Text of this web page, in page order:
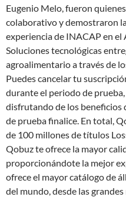
Eugenio Melo, fueron
colaborativo y demostraron
experiencia de INACAP en el
Soluciones tecnológicas
agroalimentario a través de
Puedes cancelar tu
durante el periodo de
disfrutando de los beneficios
de prueba finalice. En total,
de 100 millones de títulos
Qobuz te ofrece la mayor
proporcionándote la mejor
ofrece el mayor catálogo de
del mundo, desde las